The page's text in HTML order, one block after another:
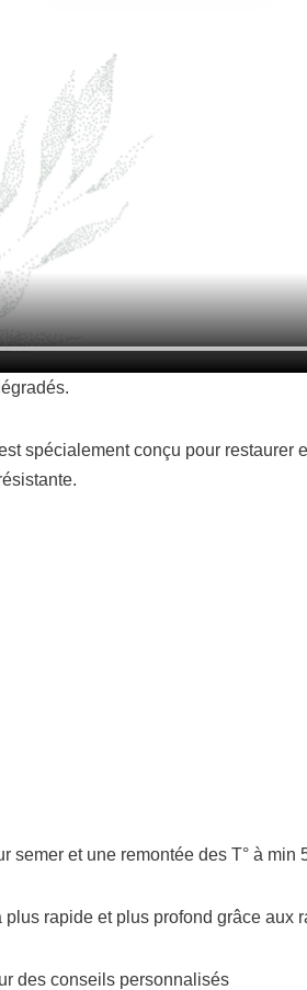
spécialement conçu pour restaurer
semer et une remontée des T° à min
plus rapide et plus profond grâce aux
des conseils personnalisés